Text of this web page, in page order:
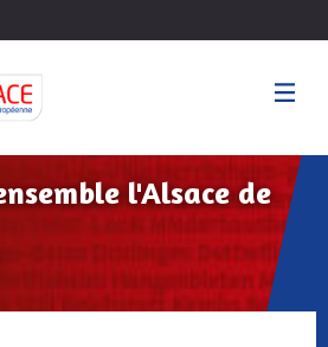
l'Alsace de